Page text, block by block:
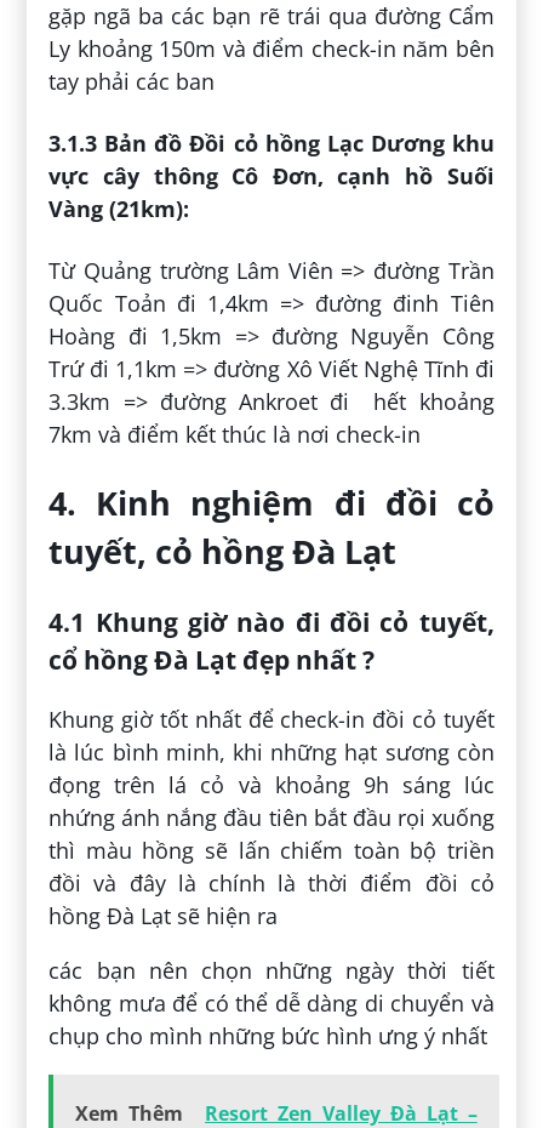
gặp ngã ba các bạn rẽ trái qua đường Cẩm
Ly khoảng 150m và điểm check-in năm bên
tay phải các ban
3.1.3 Bản đồ Đồi cỏ hồng Lạc Dương khu
vực cây thông Cô Đơn, cạnh hồ Suối
Vàng (21km):
Từ Quảng trường Lâm Viên => đường Trần
Quốc Toản đi 1,4km => đường đinh Tiên
Hoàng đi 1,5km => đường Nguyễn Công
Trứ đi 1,1km => đường Xô Viết Nghệ Tĩnh đi
3.3km => đường Ankroet đi hết khoảng
7km và điểm kết thúc là nơi check-in
4. Kinh nghiệm đi đồi cỏ
tuyết, cỏ hồng Đà Lạt
4.1 Khung giờ nào đi đồi cỏ tuyết,
cổ hồng Đà Lạt đẹp nhất ?
Khung giờ tốt nhất để check-in đồi cỏ tuyết
là lúc bình minh, khi những hạt sương còn
đọng trên lá cỏ và khoảng 9h sáng lúc
nhứng ánh nắng đầu tiên bắt đầu rọi xuống
thì màu hồng sẽ lấn chiếm toàn bộ triền
đồi và đây là chính là thời điểm đồi cỏ
hồng Đà Lạt sẽ hiện ra
các bạn nên chọn những ngày thời tiết
không mưa để có thể dễ dàng di chuyển và
chụp cho mình những bức hình ưng ý nhất
Xem Thêm
Resort Zen Valley Đà Lạt –